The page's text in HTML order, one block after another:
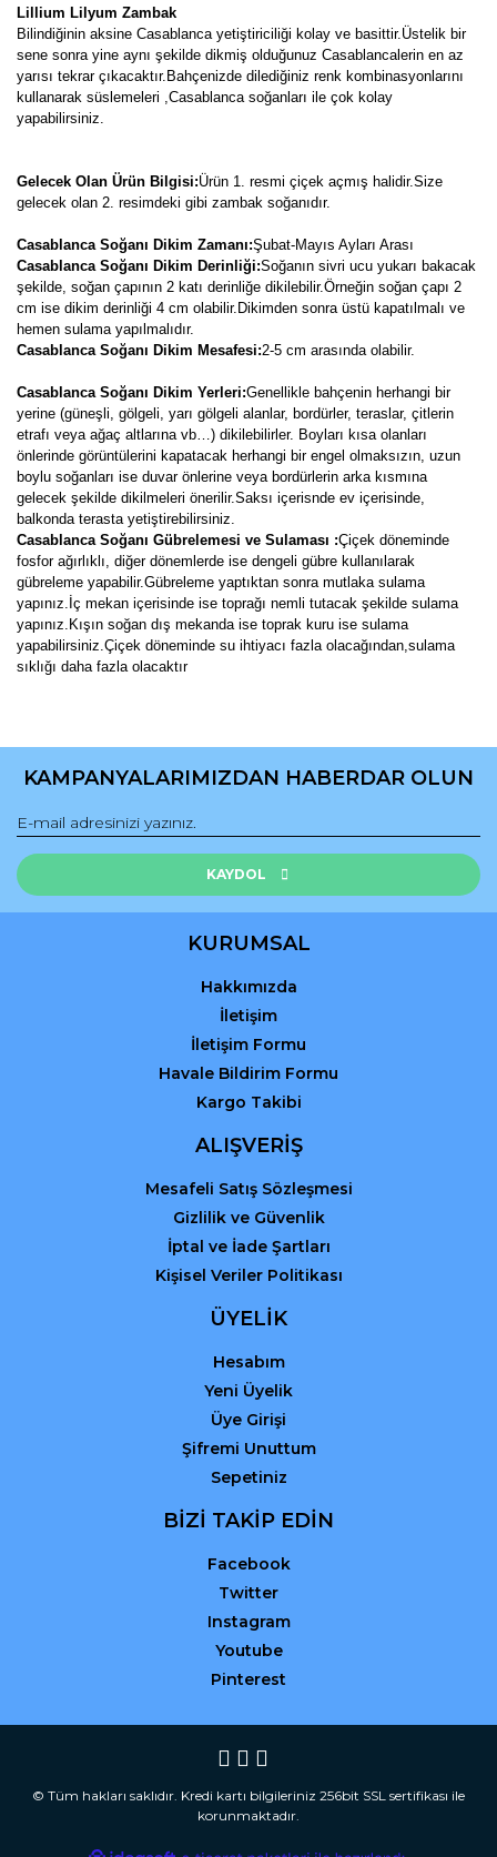
Lillium Lilyum Zambak
Bilindiğinin aksine Casablanca yetiştiriciliği kolay ve basittir.Üstelik bir
sene sonra yine aynı şekilde dikmiş olduğunuz Casablancalerin en az
yarısı tekrar çıkacaktır.Bahçenizde dilediğiniz renk kombinasyonlarını
kullanarak süslemeleri ,Casablanca soğanları ile çok kolay
yapabilirsiniz.
Gelecek Olan Ürün Bilgisi:Ürün 1. resmi çiçek açmış halidir.Size
gelecek olan 2. resimdeki gibi zambak soğanıdır.
Casablanca Soğanı Dikim Zamanı:Şubat-Mayıs Ayları Arası
Casablanca Soğanı Dikim Derinliği:Soğanın sivri ucu yukarı bakacak
şekilde, soğan çapının 2 katı derinliğe dikilebilir.Örneğin soğan çapı 2
cm ise dikim derinliği 4 cm olabilir.Dikimden sonra üstü kapatılmalı ve
hemen sulama yapılmalıdır.
Casablanca Soğanı Dikim Mesafesi:2-5 cm arasında olabilir.
Casablanca Soğanı Dikim Yerleri:Genellikle bahçenin herhangi bir
yerine (güneşli, gölgeli, yarı gölgeli alanlar, bordürler, teraslar, çitlerin
etrafı veya ağaç altlarına vb…) dikilebilirler. Boyları kısa olanları
önlerinde görüntülerini kapatacak herhangi bir engel olmaksızın, uzun
boylu soğanları ise duvar önlerine veya bordürlerin arka kısmına
gelecek şekilde dikilmeleri önerilir.Saksı içerisnde ev içerisinde,
balkonda terasta yetiştirebilirsiniz.
Casablanca Soğanı Gübrelemesi ve Sulaması :Çiçek döneminde
fosfor ağırlıklı, diğer dönemlerde ise dengeli gübre kullanılarak
gübreleme yapabilir.Gübreleme yaptıktan sonra mutlaka sulama
yapınız.İç mekan içerisinde ise toprağı nemli tutacak şekilde sulama
yapınız.Kışın soğan dış mekanda ise toprak kuru ise sulama
yapabilirsiniz.Çiçek döneminde su ihtiyacı fazla olacağından,sulama
sıklığı daha fazla olacaktır
konularda yetersiz gördüğünüz noktaları öneri formunu
Görüş ve önerileriniz için teşekkür ederiz.
Ürün resmi kalitesiz, bozuk veya görüntülenemiyor.
Ürün açıklamasında eksik bilgiler bulunuyor.
Ürün fiyatı diğer sitelerden daha pahalı.
Gönder
KAMPANYALARIMIZDAN HABERDAR OLUN
KAYDOL
KURUMSAL
Hakkımızda
İletişim
İletişim Formu
Havale Bildirim Formu
Kargo Takibi
ALIŞVERİŞ
Mesafeli Satış Sözleşmesi
Gizlilik ve Güvenlik
İptal ve İade Şartları
Kişisel Veriler Politikası
ÜYELİK
Hesabım
Yeni Üyelik
Üye Girişi
Şifremi Unuttum
Sepetiniz
BİZİ TAKİP EDİN
Facebook
Twitter
Instagram
Youtube
Pinterest
© Tüm hakları saklıdır. Kredi kartı bilgileriniz 256bit SSL sertifikası ile
korunmaktadır.